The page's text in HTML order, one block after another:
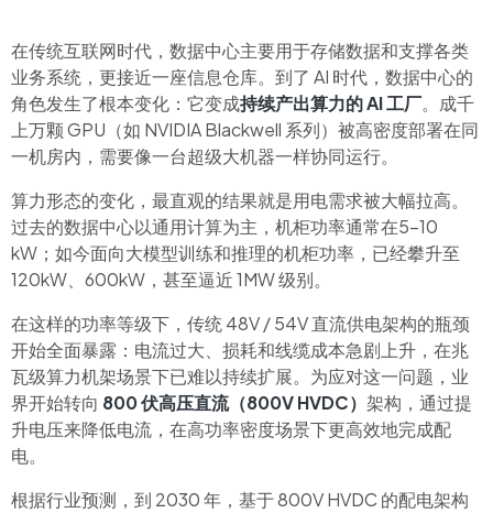
在传统互联网时代，数据中心主要用于存储数据和支撑各类
业务系统，更接近一座信息仓库。到了 AI 时代，数据中心的
角色发生了根本变化：它变成持续产出算力的 AI 工厂。成千
上万颗 GPU（如 NVIDIA Blackwell 系列）被高密度部署在同
一机房内，需要像一台超级大机器一样协同运行。
算力形态的变化，最直观的结果就是用电需求被大幅拉高。
过去的数据中心以通用计算为主，机柜功率通常在5-10
kW；如今面向大模型训练和推理的机柜功率，已经攀升至
120kW、600kW，甚至逼近 1MW 级别。
在这样的功率等级下，传统 48V / 54V 直流供电架构的瓶颈
开始全面暴露：电流过大、损耗和线缆成本急剧上升，在兆
瓦级算力机架场景下已难以持续扩展。为应对这一问题，业
界开始转向 800 伏高压直流（800V HVDC） 架构，通过提
升电压来降低电流，在高功率密度场景下更高效地完成配
电。
根据行业预测，到 2030 年，基于 800V HVDC 的配电架构